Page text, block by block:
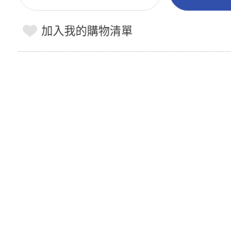
加入我的購物清單